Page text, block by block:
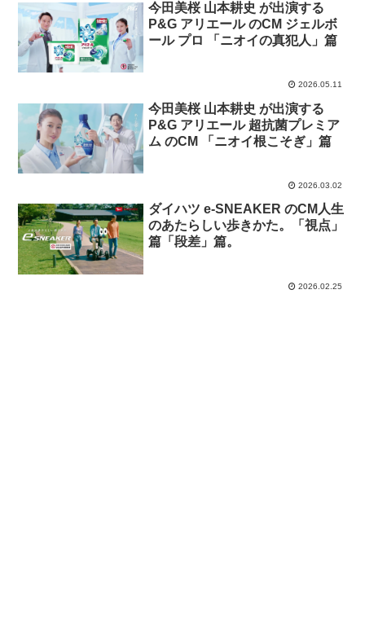
今田美桜 山本耕史 が出演する
P&G アリエール のCM ジェルボ
ール プロ 「ニオイの真犯人」篇
2026.05.11
今田美桜 山本耕史 が出演する
P&G アリエール 超抗菌プレミア
ム のCM 「ニオイ根こそぎ」篇
2026.03.02
ダイハツ e-SNEAKER のCM人生
のあたらしい歩きかた。「視点」
篇「段差」篇。
2026.02.25